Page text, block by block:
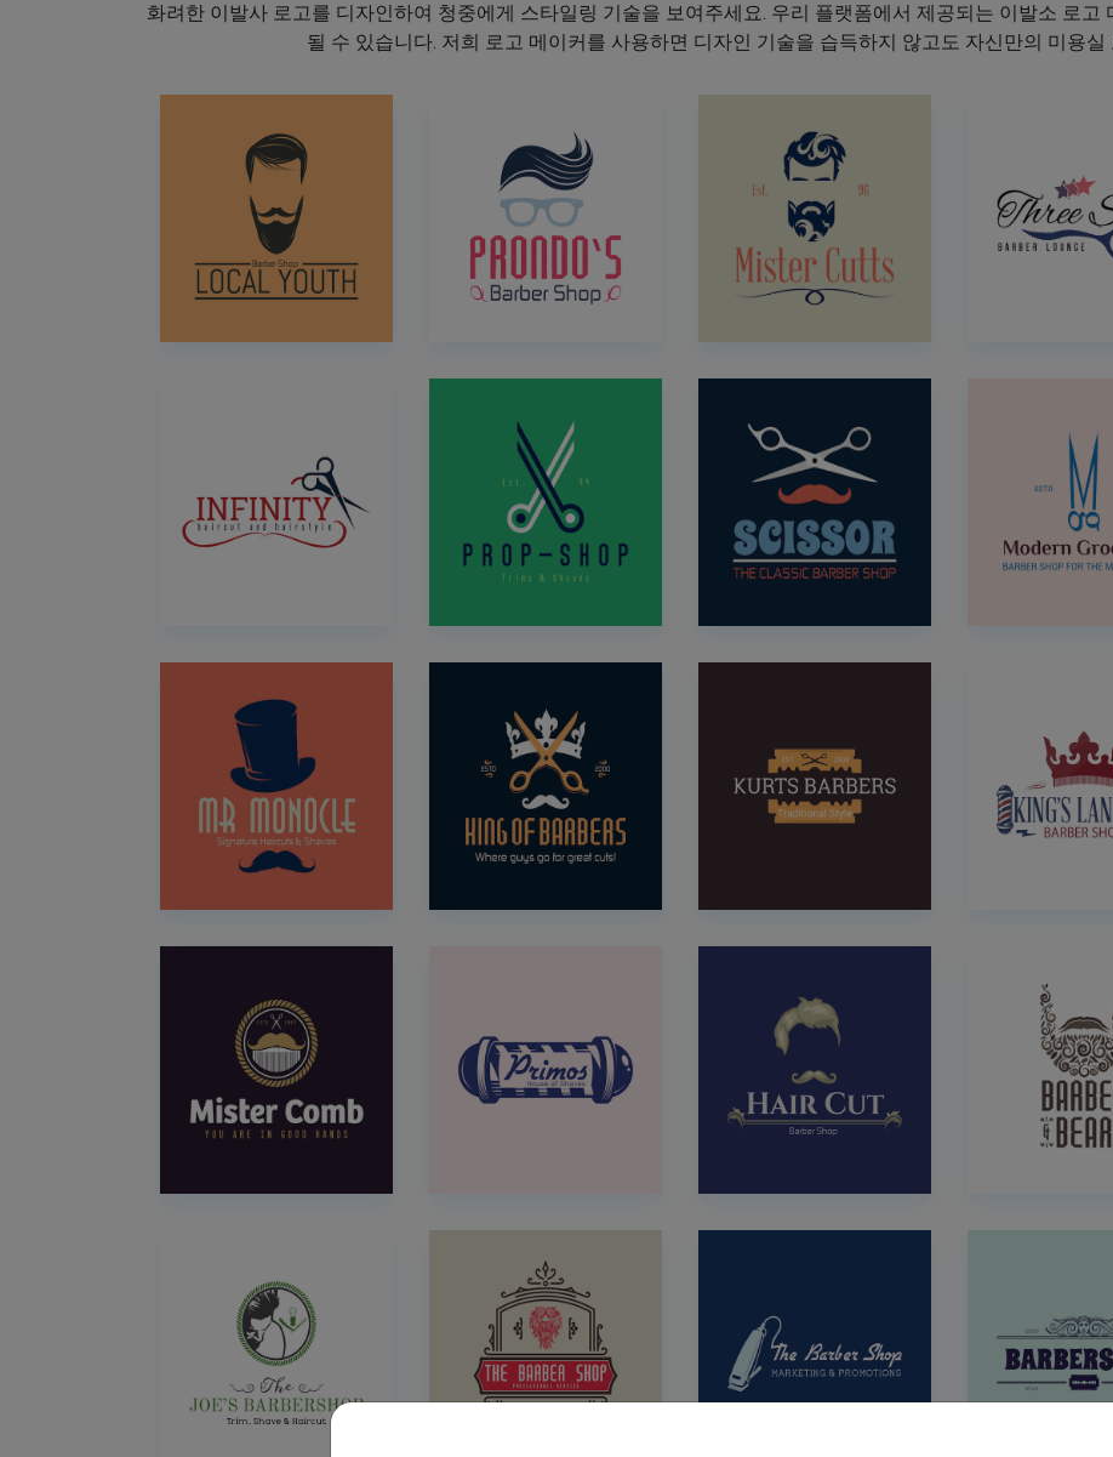
화려한 이발사 로고를 디자인하여 청중에게 스타일링 기술을 보여주세요. 우리 플랫폼에서 제공되는 이발소 로고
될 수 있습니다. 저희 로고 메이커를 사용하면 디자인 기술을 습득하지 않고도 자신만의 미용실